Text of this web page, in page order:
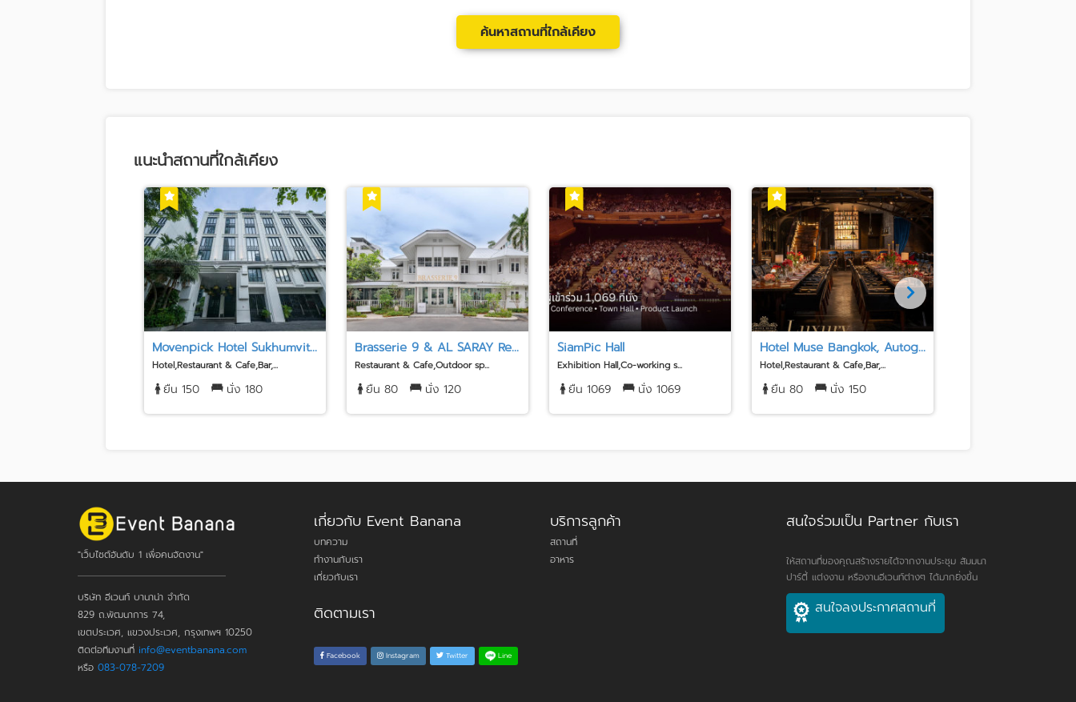
ค้นหาสถานที่ใกล้เคียง
แนะนำสถานที่ใกล้เคียง
Movenpick Hotel Sukhumvit...
Hotel,Restaurant & Cafe,Bar,...
ยืน 150 นั่ง 180
Brasserie 9 & AL SARAY Re...
Restaurant & Cafe,Outdoor sp...
ยืน 80 นั่ง 120
SiamPic Hall
Exhibition Hall,Co-working s...
ยืน 1069 นั่ง 1069
Hotel Muse Bangkok, Autog...
Hotel,Restaurant & Cafe,Bar,...
ยืน 80 นั่ง 150
"เว็บไซต์อันดับ 1 เพื่อคนจัดงาน"
บริษัท อีเวนท์ บานาน่า จำกัด
829 ถ.พัฒนาการ 74,
เขตประเวศ, แขวงประเวศ, กรุงเทพฯ 10250
ติดต่อทีมงานที่ info@eventbanana.com
หรือ 083-078-7209
เกี่ยวกับ Event Banana
บทความ
ทำงานกับเรา
เกี่ยวกับเรา
ติดตามเรา
Facebook Instagram Twitter Line
บริการลูกค้า
สถานที่
อาหาร
สนใจร่วมเป็น Partner กับเรา
ให้สถานที่ของคุณสร้างรายได้จากงานประชุม สัมมนา
ปาร์ตี้ แต่งงาน หรืองานอีเวนท์ต่างๆ ได้มากยิ่งขึ้น
สนใจลงประกาศสถานที่